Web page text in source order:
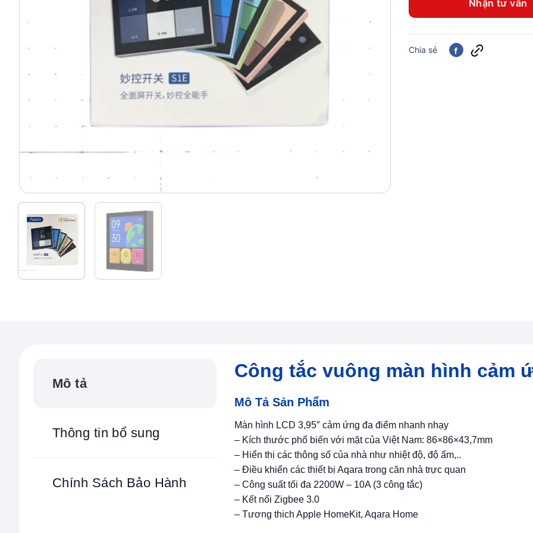
Nhận tư vấn
Chia sẻ
Mô tả
Thông tin bổ sung
Chính Sách Bảo Hành
Công tắc vuông màn hình cảm
Mô Tả Sản Phẩm
Màn hình LCD 3,95″ cảm ứng đa điểm nhanh nhạy
– Kích thước phổ biến với mặt của Việt Nam: 86×86×43,7mm
– Hiển thị các thông số của nhà như nhiệt độ, độ ẩm,..
– Điều khiển các thiết bị Aqara trong căn nhà trực quan
– Công suất tối đa 2200W – 10A (3 công tắc)
– Kết nối Zigbee 3.0
– Tương thich Apple HomeKit, Aqara Home